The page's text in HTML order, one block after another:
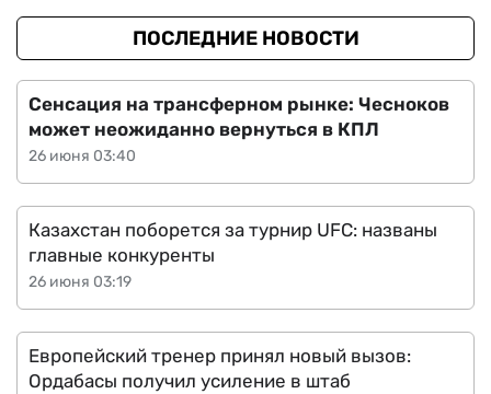
ПОСЛЕДНИЕ НОВОСТИ
26 июня 03:40
Сенсация на трансферном рынке: Чесноков
может неожиданно вернуться в КПЛ
26 июня 03:19
Казахстан поборется за турнир UFC: названы
главные конкуренты
Европейский тренер принял новый вызов:
Ордабасы получил усиление в штаб